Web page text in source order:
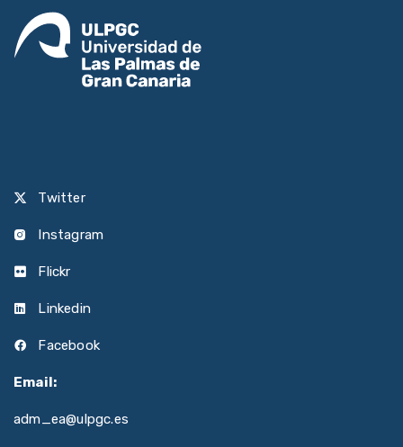
Twitter
Instagram
Flickr
Linkedin
Facebook
Email:
adm_ea@ulpgc.es